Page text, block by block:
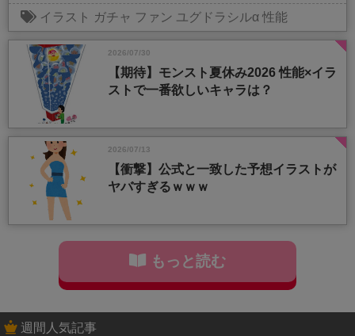
イラスト ガチャ ファン ユグドラシルα 性能
2026/07/30
【期待】モンスト夏休み2026 性能×イラ
ストで一番欲しいキャラは？
2026/07/13
【衝撃】公式と一致した予想イラストが
ヤバすぎるｗｗｗ
もっと読む
週間人気記事